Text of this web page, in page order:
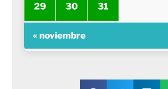
29 30 31
« noviembre